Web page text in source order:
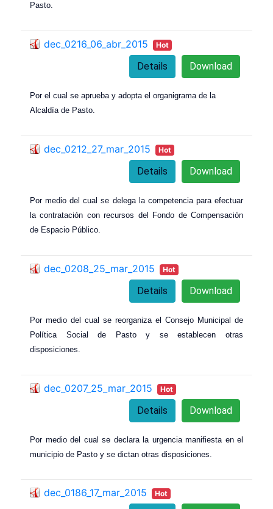
Pasto.
dec_0216_06_abr_2015 Hot
Download
Details
Por el cual se aprueba y adopta el organigrama de la
Alcaldía de Pasto.
dec_0212_27_mar_2015 Hot
Download
Details
Por medio del cual se delega la competencia para efectuar
la contratación con recursos del Fondo de Compensación
de Espacio Público.
dec_0208_25_mar_2015 Hot
Download
Details
Por medio del cual se reorganiza el Consejo Municipal de
Política Social de Pasto y se establecen otras
disposiciones.
dec_0207_25_mar_2015 Hot
Download
Details
Por medio del cual se declara la urgencia manifiesta en el
municipio de Pasto y se dictan otras disposiciones.
dec_0186_17_mar_2015 Hot